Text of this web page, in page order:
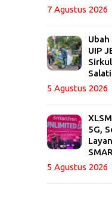
7 Agustus 2026
Ubah
UIP
5 Agustus 2026
5G,
5 Agustus 2026